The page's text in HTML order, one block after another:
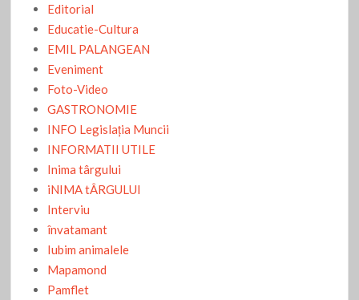
Editorial
Educatie-Cultura
EMIL PALANGEAN
Eveniment
Foto-Video
GASTRONOMIE
INFO Legislaţia Muncii
INFORMATII UTILE
Inima târgului
iNIMA tÂRGULUI
Interviu
învatamant
Iubim animalele
Mapamond
Pamflet